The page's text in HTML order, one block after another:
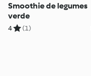
Smoothie de legumes
verde
4 (1)